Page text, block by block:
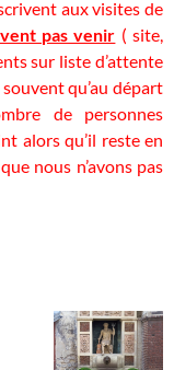
aux visites de
pas venir ( site,
sur liste d’attente
qu’au départ
de personnes
alors qu’il reste en
nous n’avons pas